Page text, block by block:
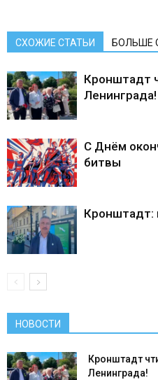
СХОЖИЕ СТАТЬИ БОЛЬШЕ
Кронштадт
Ленинграда!
С Днём
битвы
Кронштадт:
НОВОСТИ
Кронштадт
Ленинграда!